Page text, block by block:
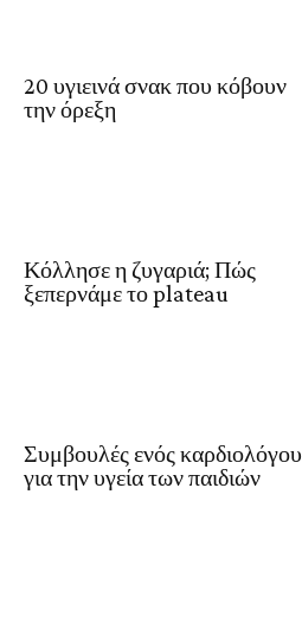
20 υγιεινά σνακ που κόβουν
την όρεξη
Κόλλησε η ζυγαριά; Πώς
ξεπερνάμε το plateau
Συμβουλές ενός καρδιολόγου
για την υγεία των παιδιών